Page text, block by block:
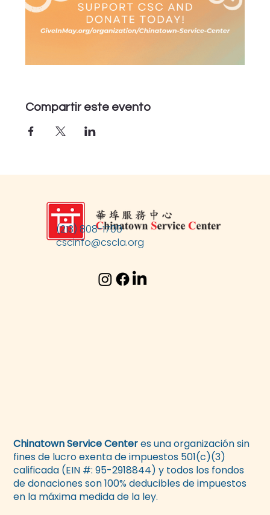
Compartir este evento
(213) 808-1700
cscinfo@cscla.org
Chinatown Service Centeres una organización sin
fines de lucro exenta de impuestos 501(c)(3)
calificada (EIN #: 95-2918844) y todos los fondos
de donaciones son 100% deducibles de impuestos
en la máxima medida de la ley.